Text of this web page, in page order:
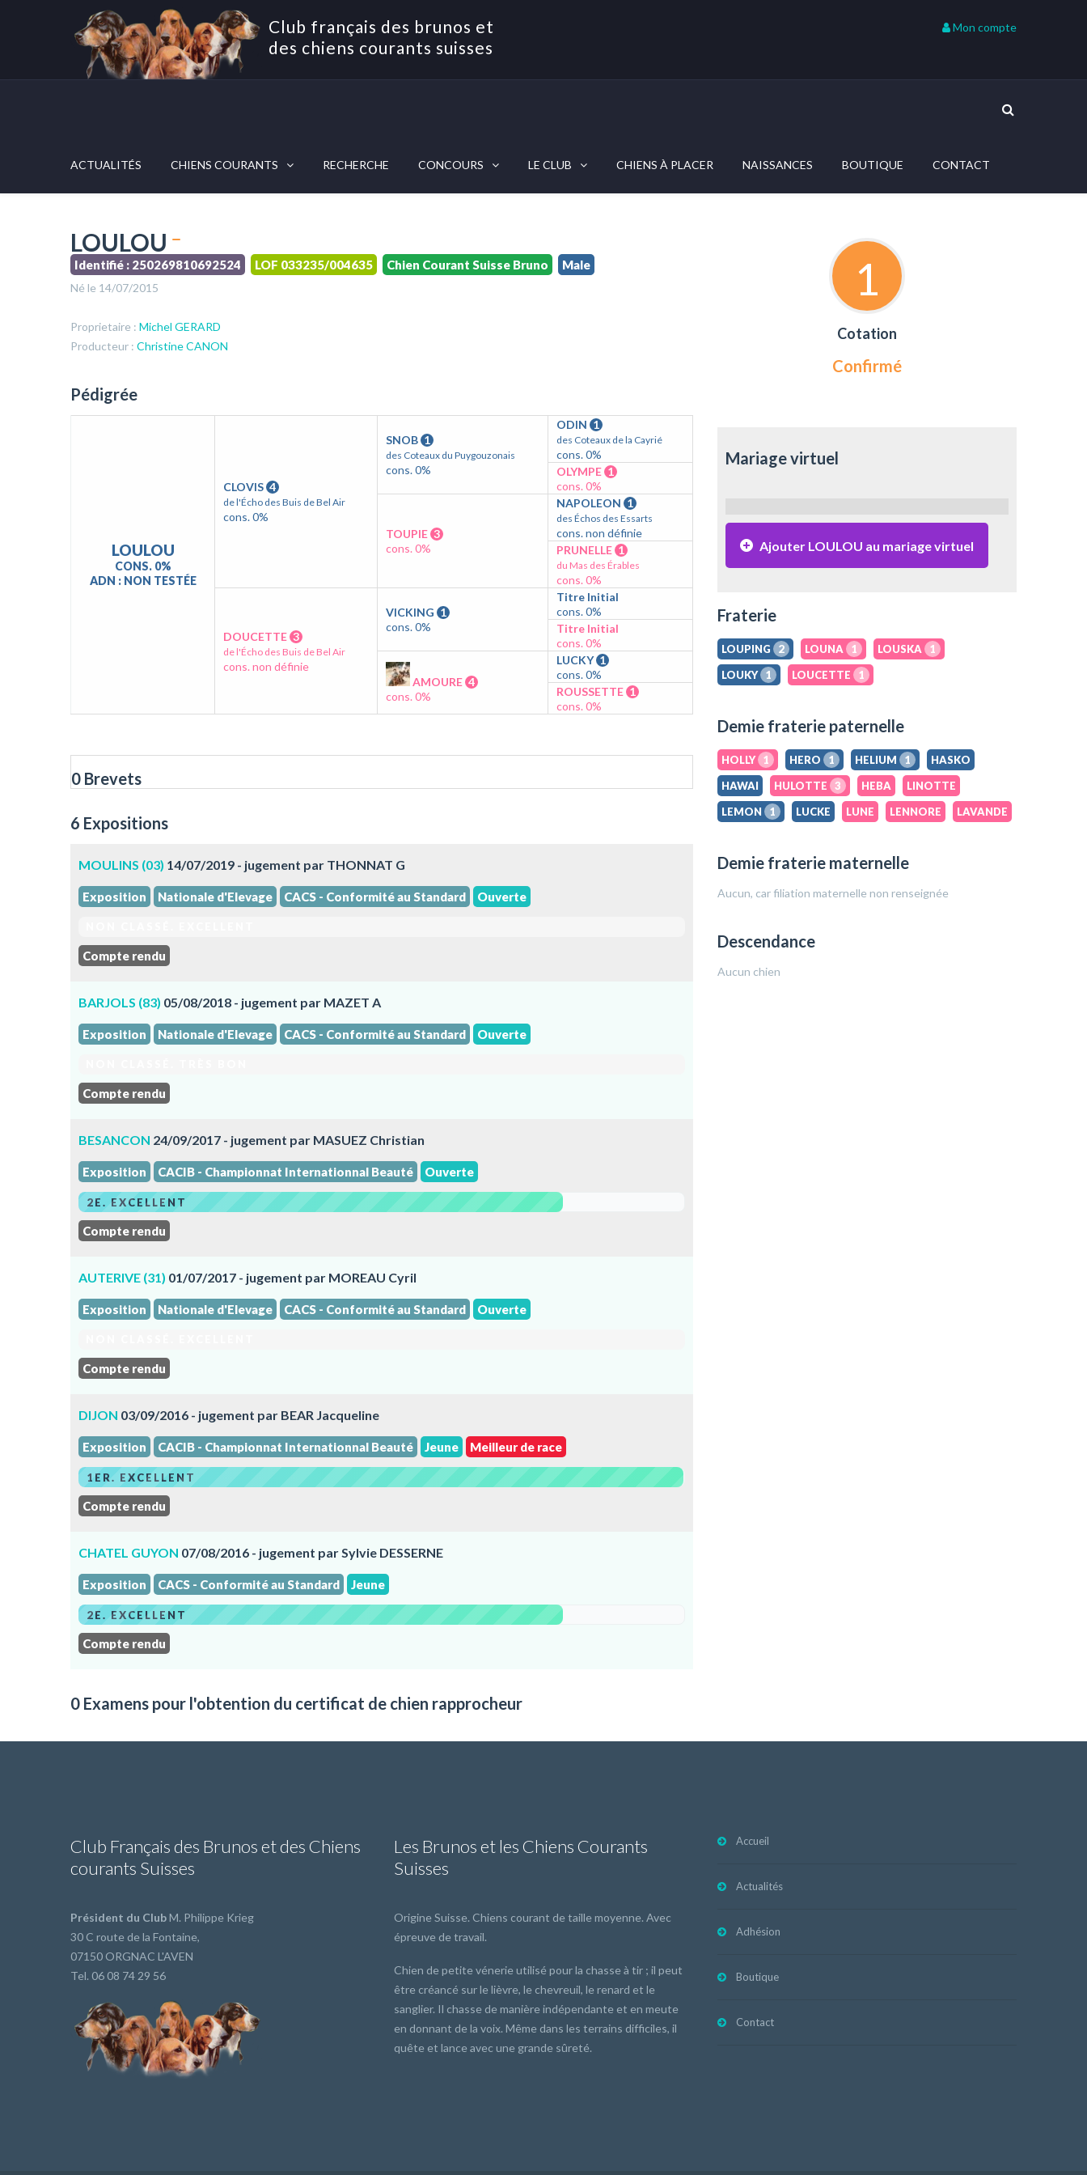
Club français des brunos et
des chiens courants suisses
Mon compte
ACTUALITÉS CHIENS COURANTS RECHERCHE CONCOURS LE CLUB CHIENS À PLACER NAISSANCES BOUTIQUE CONTACT
LOULOU
Identifié : 250269810692524 LOF 033235/004635 Chien Courant Suisse Bruno Male
Né le 14/07/2015
Proprietaire : Michel GERARD
Producteur : Christine CANON
Pédigrée
LOULOU
CONS. 0%
ADN : NON TESTÉE
CLOVIS 4
de l'Écho des Buis de Bel Air
cons. 0%
SNOB 1
des Coteaux du Puygouzonais
cons. 0%
ODIN 1
des Coteaux de la Cayrié
cons. 0%
OLYMPE 1
cons. 0%
TOUPIE 3
cons. 0%
NAPOLEON 1
des Échos des Essarts
cons. non définie
PRUNELLE 1
du Mas des Érables
cons. 0%
DOUCETTE 3
de l'Écho des Buis de Bel Air
cons. non définie
VICKING 1
cons. 0%
Titre Initial
cons. 0%
Titre Initial
cons. 0%
AMOURE 4
cons. 0%
LUCKY 1
cons. 0%
ROUSSETTE 1
cons. 0%
0 Brevets
6 Expositions
MOULINS (03) 14/07/2019 - jugement par THONNAT G
Exposition Nationale d'Elevage CACS - Conformité au Standard Ouverte
Compte rendu
BARJOLS (83) 05/08/2018 - jugement par MAZET A
Exposition Nationale d'Elevage CACS - Conformité au Standard Ouverte
Compte rendu
BESANCON 24/09/2017 - jugement par MASUEZ Christian
Exposition CACIB - Championnat Internationnal Beauté Ouverte
2E. EXCELLENT
Compte rendu
AUTERIVE (31) 01/07/2017 - jugement par MOREAU Cyril
Exposition Nationale d'Elevage CACS - Conformité au Standard Ouverte
Compte rendu
DIJON 03/09/2016 - jugement par BEAR Jacqueline
Exposition CACIB - Championnat Internationnal Beauté Jeune Meilleur de race
1ER. EXCELLENT
Compte rendu
CHATEL GUYON 07/08/2016 - jugement par Sylvie DESSERNE
Exposition CACS - Conformité au Standard Jeune
2E. EXCELLENT
Compte rendu
0 Examens pour l'obtention du certificat de chien rapprocheur
1
Cotation
Confirmé
Mariage virtuel
Ajouter LOULOU au mariage virtuel
Fraterie
LOUPING 2 LOUNA 1 LOUSKA
1
LOUKY 1 LOUCETTE 1
Demie fraterie paternelle
HOLLY 1 HERO 1 HELIUM 1
HASKO
HAWAI
HULOTTE 3 HEBA
LINOTTE
LEMON
1 LUCKE LUNE LENNORE LAVANDE
Demie fraterie maternelle
Aucun, car filiation maternelle non renseignée
Descendance
Aucun chien
Club Français des Brunos et des Chiens
courants Suisses
Président du ClubM. Philippe Krieg
30 C route de la Fontaine,
07150 ORGNAC L'AVEN
Tel. 06 08 74 29 56
Les Brunos et les Chiens Courants
Suisses
Origine Suisse. Chiens courant de taille moyenne. Avec
épreuve de travail.
Chien de petite vénerie utilisé pour la chasse à tir ; il peut
être créancé sur le lièvre, le chevreuil, le renard et le
sanglier. Il chasse de manière indépendante et en meute
en donnant de la voix. Même dans les terrains difficiles, il
quête et lance avec une grande sûreté.
Accueil
Actualités
Adhésion
Boutique
Contact